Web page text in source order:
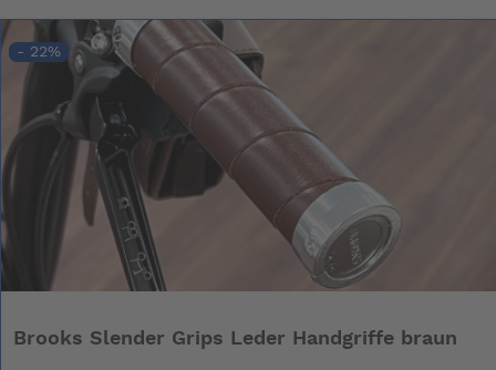
- 22%
Brooks Slender Grips Leder Handgriffe braun